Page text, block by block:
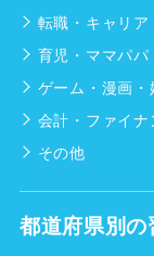
転職・キャリ
育児・ママパパ
ゲーム・漫画・
会計・ファイナ
その他
都道府県別の